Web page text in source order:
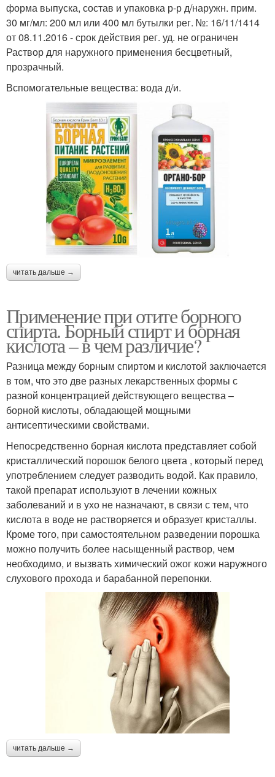
форма выпуска, состав и упаковка р-р д/наружн. прим.
30 мг/мл: 200 мл или 400 мл бутылки рег. №: 16/11/1414
от 08.11.2016 - срок действия рег. уд. не ограничен
Раствор для наружного применения бесцветный,
прозрачный.
Вспомогательные вещества: вода д/и.
читать дальше →
Применение при отите борного
спирта. Борный спирт и борная
кислота – в чем различие?
Разница между борным спиртом и кислотой заключается
в том, что это две разных лекарственных формы с
разной концентрацией действующего вещества –
борной кислоты, обладающей мощными
антисептическими свойствами.
Непосредственно борная кислота представляет собой
кристаллический порошок белого цвета , который перед
употрeблением следует разводить водой. Как правило,
такой препарат используют в лечении кожных
заболеваний и в ухо не назначают, в связи с тем, что
кислота в воде не растворяется и образует кристаллы.
Кроме того, при самостоятельном разведении порошка
можно получить более насыщенный раствор, чем
необходимо, и вызвать химический ожог кожи наружного
слухового прохода и баpaбанной перепонки.
читать дальше →